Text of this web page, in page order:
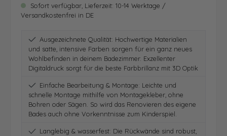
Sofort verfügbar, Lieferzeit: 10-14 Werktage /
Versandkostenfrei in DE
Ausgezeichnete Qualität: Hochwertige Materialien
und satte, intensive Farben sorgen für ein ganz neues
Wohlbefinden in deinem Badezimmer. Exzellenter
Digitaldruck sorgt für die beste Farbbrillanz mit 3D Optik
Einfache Bearbeitung & Montage: Leichte und
schnelle Montage mithilfe von Montagekleber, ohne
Bohren oder Sägen. So wird das Renovieren des eigene
Bades auch ohne Vorkenntnisse zum Kinderspiel.
Langlebig & wasserfest: Die Rückwände sind robust,